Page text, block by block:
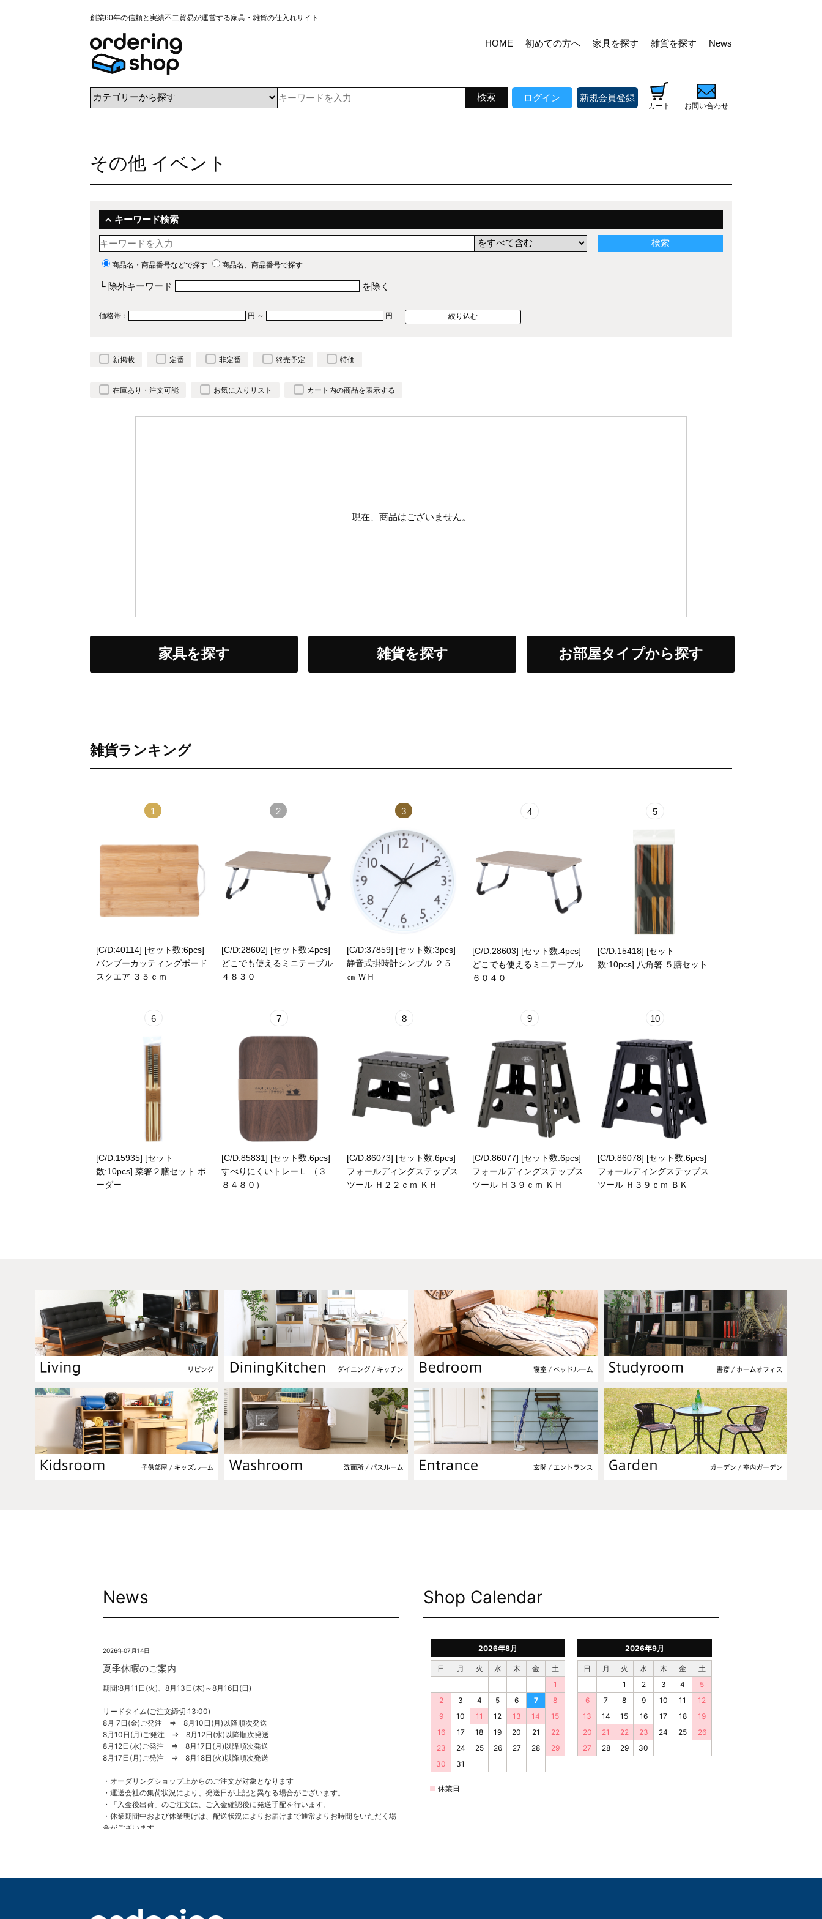
創業60年の信頼と実績不二貿易が運営する家具・雑貨の仕入れサイト
HOME 初めての方へ 家具を探す 雑貨を探す News
ログイン 新規会員登録
カート お問い合わせ
その他 イベント
キーワード検索
商品名・商品番号などで探す 商品名、商品番号で探す
└ 除外キーワード を除く
価格帯： 円 ～ 円
新掲載 定番 非定番 終売予定 特価
在庫あり・注文可能 お気に入りリスト カート内の商品を表示する
現在、商品はございません。
家具を探す 雑貨を探す お部屋タイプから探す
雑貨ランキング
1
[C/D:40114] [セット数:6pcs]
バンブーカッティングボード
スクエア ３５ｃｍ
2
[C/D:28602] [セット数:4pcs]
どこでも使えるミニテーブル
４８３０
3
[C/D:37859] [セット数:3pcs]
静音式掛時計シンプル ２５
㎝ ＷＨ
4
[C/D:28603] [セット数:4pcs]
どこでも使えるミニテーブル
６０４０
5
[C/D:15418] [セット
数:10pcs] 八角箸 ５膳セット
6
[C/D:15935] [セット
数:10pcs] 菜箸２膳セット ボ
ーダー
7
[C/D:85831] [セット数:6pcs]
すべりにくいトレーＬ （３
８４８０）
8
[C/D:86073] [セット数:6pcs]
フォールディングステップス
ツール Ｈ２２ｃｍ ＫＨ
9
[C/D:86077] [セット数:6pcs]
フォールディングステップス
ツール Ｈ３９ｃｍ ＫＨ
10
[C/D:86078] [セット数:6pcs]
フォールディングステップス
ツール Ｈ３９ｃｍ ＢＫ